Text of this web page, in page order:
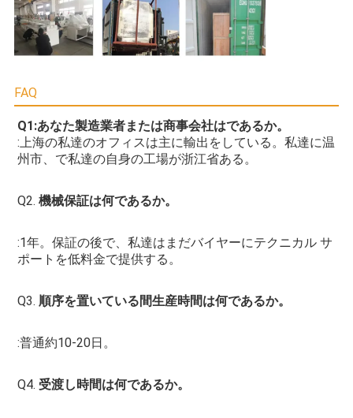
FAQ
Q1:あなた製造業者または商事会社はであるか。
:上海の私達のオフィスは主に輸出をしている。私達に温
州市、で私達の自身の工場が浙江省ある。
Q2. 機械保証は何であるか。
:1年。保証の後で、私達はまだバイヤーにテクニカル サ
ポートを低料金で提供する。
Q3. 順序を置いている間生産時間は何であるか。
:普通約10-20日。
Q4. 受渡し時間は何であるか。